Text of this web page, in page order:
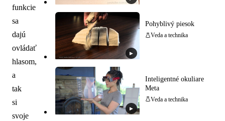
funkcie
sa
dajú
ovládať
hlasom,
a
tak
si
svoje
▶
Pohyblivý piesok
Veda a technika
▶
Inteligentné okuliare
Meta
Veda a technika